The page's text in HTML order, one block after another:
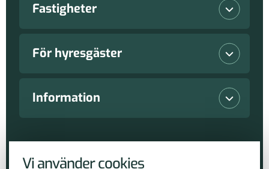
Fastigheter
Lediga lokaler
Hållbarhetsarbete
För hyresgäster
Vanliga frågor
Information
Vi använder cookies